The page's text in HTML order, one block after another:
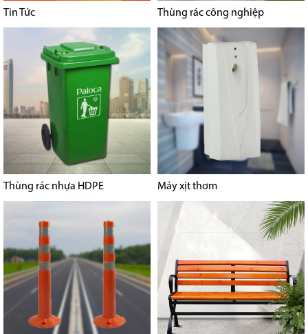
Tin Tức Thùng rác công nghiệp
Thùng rác nhựa HDPE Máy xịt thơm